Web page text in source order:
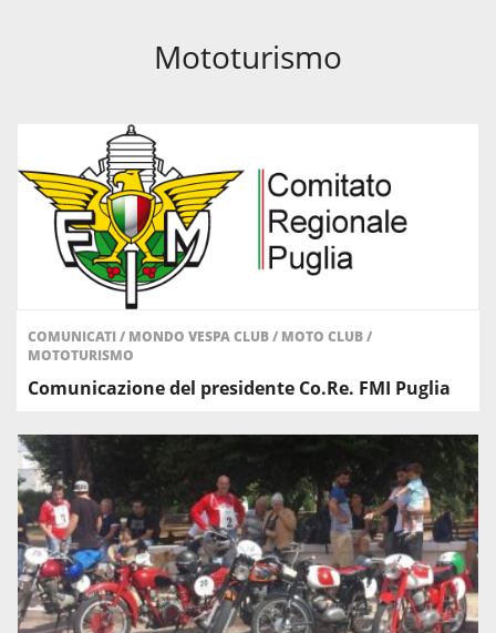
Mototurismo
COMUNICATI/ MONDO VESPA CLUB/ MOTO CLUB/
MOTOTURISMO
Comunicazione del presidente Co.Re. FMI Puglia